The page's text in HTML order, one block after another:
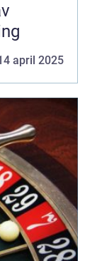
april 2025